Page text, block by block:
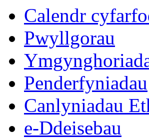
Calendr
Pwyllgorau
Penderfyniadau
Canlyniadau
e-Ddeisebau